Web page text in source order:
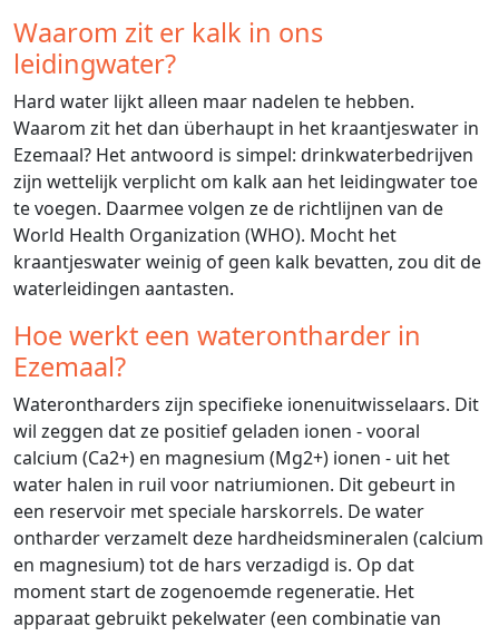
Waarom zit er kalk in ons
leidingwater?
Hard water lijkt alleen maar nadelen te hebben.
Waarom zit het dan überhaupt in het kraantjeswater in
Ezemaal? Het antwoord is simpel: drinkwaterbedrijven
zijn wettelijk verplicht om kalk aan het leidingwater toe
te voegen. Daarmee volgen ze de richtlijnen van de
World Health Organization (WHO). Mocht het
kraantjeswater weinig of geen kalk bevatten, zou dit de
waterleidingen aantasten.
Hoe werkt een waterontharder in
Ezemaal?
Waterontharders zijn specifieke ionenuitwisselaars. Dit
wil zeggen dat ze positief geladen ionen - vooral
calcium (Ca2+) en magnesium (Mg2+) ionen - uit het
water halen in ruil voor natriumionen. Dit gebeurt in
een reservoir met speciale harskorrels. De water
ontharder verzamelt deze hardheidsmineralen (calcium
en magnesium) tot de hars verzadigd is. Op dat
moment start de zogenoemde regeneratie. Het
apparaat gebruikt pekelwater (een combinatie van